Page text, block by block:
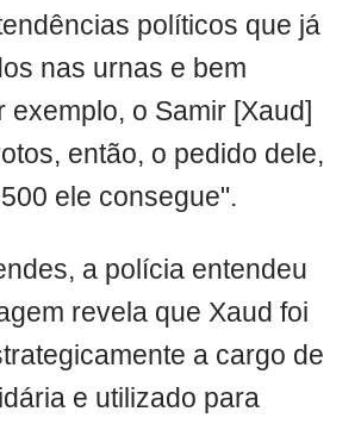
políticos que já
nas urnas e bem
exemplo, o Samir [Xaud]
então, o pedido dele,
ele consegue".
a polícia entendeu
revela que Xaud foi
a cargo de
e utilizado para